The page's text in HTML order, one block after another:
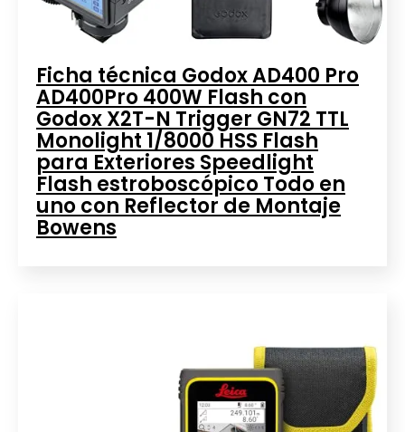
Ficha técnica Godox AD400 Pro
AD400Pro 400W Flash con
Godox X2T-N Trigger GN72 TTL
Monolight 1/8000 HSS Flash
para Exteriores Speedlight
Flash estroboscópico Todo en
uno con Reflector de Montaje
Bowens